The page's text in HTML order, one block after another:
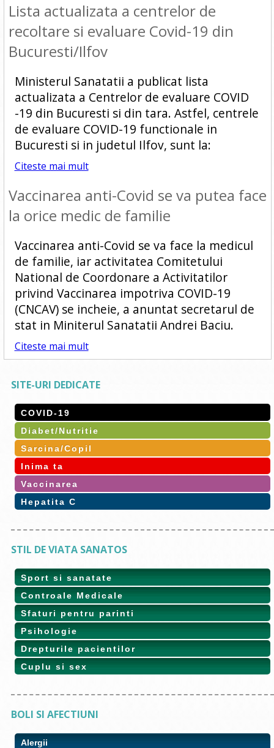
Lista actualizata a centrelor de
recoltare si evaluare Covid-19 din
Bucuresti/Ilfov
Ministerul Sanatatii a publicat lista
actualizata a Centrelor de evaluare COVID
-19 din Bucuresti si din tara. Astfel, centrele
de evaluare COVID-19 functionale in
Bucuresti si in judetul Ilfov, sunt la:
Citeste mai mult
Vaccinarea anti-Covid se va putea face
la orice medic de familie
Vaccinarea anti-Covid se va face la medicul
de familie, iar activitatea Comitetului
National de Coordonare a Activitatilor
privind Vaccinarea impotriva COVID-19
(CNCAV) se incheie, a anuntat secretarul de
stat in Miniterul Sanatatii Andrei Baciu.
Citeste mai mult
SITE-URI DEDICATE
COVID-19
Diabet/Nutritie
Sarcina/Copil
Inima ta
Vaccinarea
Hepatita C
STIL DE VIATA SANATOS
Sport si sanatate
Controale Medicale
Sfaturi pentru parinti
Psihologie
Drepturile pacientilor
Cuplu si sex
BOLI SI AFECTIUNI
Alergii